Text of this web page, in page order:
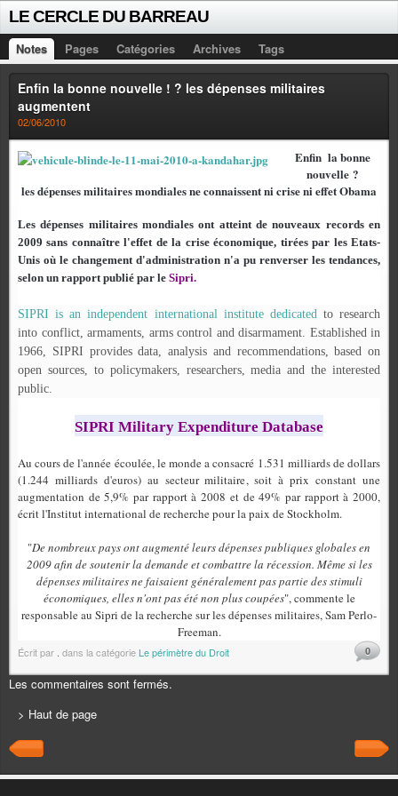
LE CERCLE DU BARREAU
Notes Pages Catégories Archives Tags
Enfin la bonne nouvelle ! ? les dépenses militaires
augmentent
02/06/2010
Enfin la bonne
nouvelle ?
les dépenses militaires mondiales ne connaissent ni crise ni effet Obama
Les dépenses militaires mondiales ont atteint de nouveaux records en
2009 sans connaître l'effet de la crise économique, tirées par les Etats-
Unis où le changement d'administration n'a pu renverser les tendances,
selon un rapport publié par le Sipri.
SIPRI is an independent international institute dedicatedto research
into conflict, armaments, arms control and disarmament. Established in
1966, SIPRI provides data, analysis and recommendations, based on
open sources, to policymakers, researchers, media and the interested
public.
SIPRI Military Expenditure Database
Au cours de l'année écoulée, le monde a consacré 1.531 milliards de dollars
(1.244 milliards d'euros) au secteur militaire, soit à prix constant une
augmentation de 5,9% par rapport à 2008 et de 49% par rapport à 2000,
écrit l'Institut international de recherche pour la paix de Stockholm.
"De nombreux pays ont augmenté leurs dépenses publiques globales en
2009 afin de soutenir la demande et combattre la récession. Même si les
dépenses militaires ne faisaient généralement pas partie des stimuli
économiques, elles n'ont pas été non plus coupées", commente le
responsable au Sipri de la recherche sur les dépenses militaires, Sam Perlo-
Freeman.
Écrit par dans la catégorie Le périmètre du Droit 0
Les commentaires sont fermés.
> Haut de page